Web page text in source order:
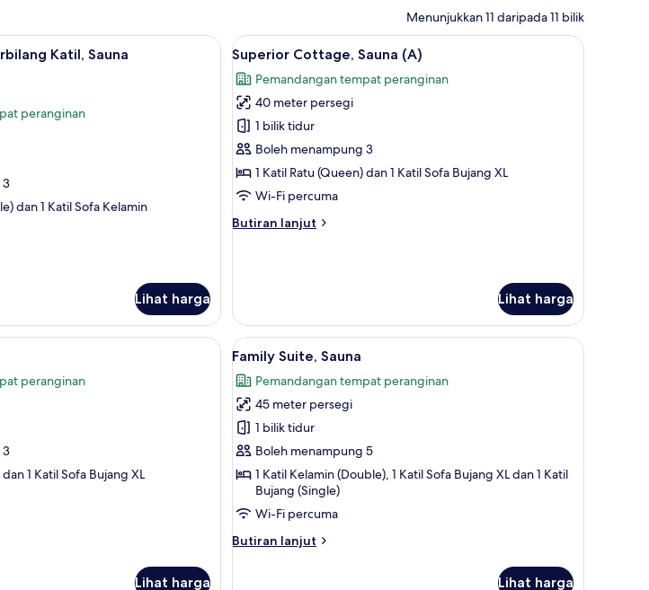
Menunjukkan 11 daripada 11 bilik
Langsir/tirai gelap terus, kalis bunyi, seterika/papan seterika
Katil, Sauna
peranginan
3
dan 1 Katil Sofa Kelamin
Lihat harga
Lihat
semua
foto
untuk
Superior
Cottage,
Sauna
(A)
Superior Cottage, Sauna (A) | Ruang tamu |
8
Superior Cottage, Sauna (A)
Pemandangan tempat peranginan
40 meter persegi
1 bilik tidur
Boleh menampung 3
1 Katil Ratu (Queen) dan 1 Katil Sofa Bujang XL
Wi-Fi percuma
Butiran lanjut
Butiran
(A)
Lihat harga
saluran TV premium
Classic Suite, Sauna | Langsir/tirai gelap terus, kalis bunyi, seterika/papan seterika
peranginan
3
1 Katil Sofa Bujang XL
Lihat harga
Lihat
semua
foto
untuk
Family
Suite,
Sauna
Family Suite, Sauna | Langsir/tirai gelap
9
Family Suite, Sauna
Pemandangan tempat peranginan
45 meter persegi
1 bilik tidur
Boleh menampung 5
1 Katil Kelamin (Double), 1 Katil Sofa Bujang XL dan 1 Katil
Bujang (Single)
Wi-Fi percuma
Butiran lanjut
Butiran
Lihat harga